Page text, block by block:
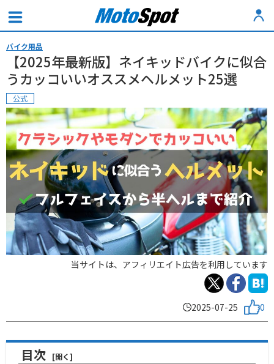
バイク用品
【2025年最新版】ネイキッドバイクに似合
うカッコいいオススメヘルメット25選
公式
当サイトは、アフィリエイト広告を利用しています
2025-07-25 0
目次